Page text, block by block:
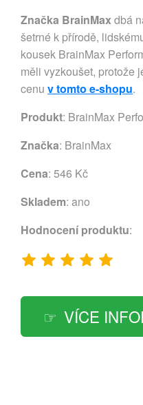
Značka BrainMaxdbá
šetrné k přírodě,
kousek BrainMax
měli vyzkoušet, protože
cenu v tomto e-shopu.
Produkt: BrainMax
Značka: BrainMax
Cena: 546 Kč
Skladem: ano
Hodnocení produktu:
VÍCE